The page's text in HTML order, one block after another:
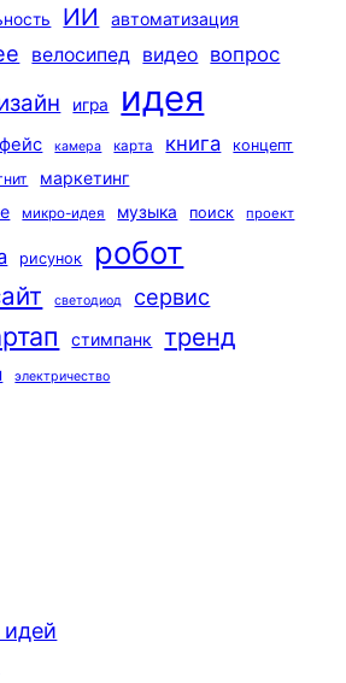
ИИ автоматизация
велосипед видео вопрос
игра идея
камера карта книга
концепт
маркетинг
микро-идея музыка поиск проект
рисунок робот
светодиод сервис
стимпанк тренд
электричество
идей